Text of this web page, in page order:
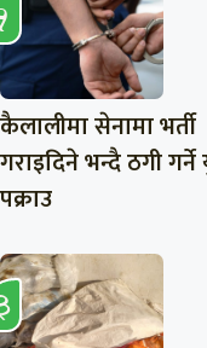
कैलालीमा सेनामा भर्ती
गराइदिने भन्दै ठगी
पक्राउ